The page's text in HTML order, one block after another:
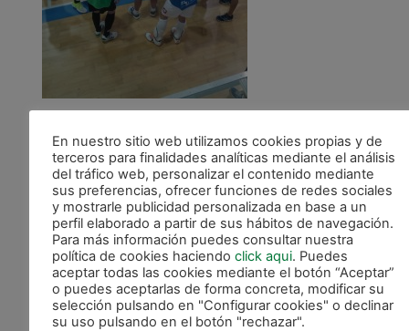
ANTERIOR
Buen triangular para Magna Navarra en Pinseque
CALENDARIO DE LIGA
En nuestro sitio web utilizamos cookies propias y de
terceros para finalidades analíticas mediante el análisis
del tráfico web, personalizar el contenido mediante
sus preferencias, ofrecer funciones de redes sociales
y mostrarle publicidad personalizada en base a un
perfil elaborado a partir de sus hábitos de navegación.
Para más información puedes consultar nuestra
política de cookies haciendo click aqui. Puedes
aceptar todas las cookies mediante el botón “Aceptar”
o puedes aceptarlas de forma concreta, modificar su
selección pulsando en "Configurar cookies" o declinar
su uso pulsando en el botón "rechazar".